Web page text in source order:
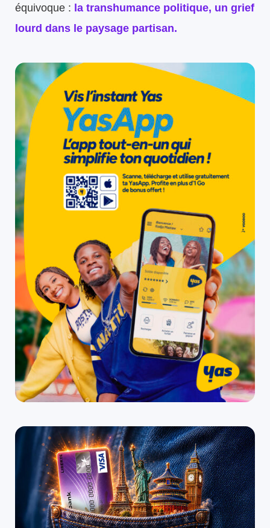
équivoque : la transhumance politique, un grief
lourd dans le paysage partisan.